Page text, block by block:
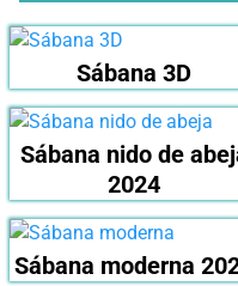
Sábana 3D
Sábana nido de
2024
Sábana moderna